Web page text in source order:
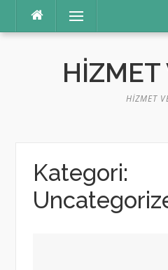
Menü
HIZMET
HIZMET
Kategori: